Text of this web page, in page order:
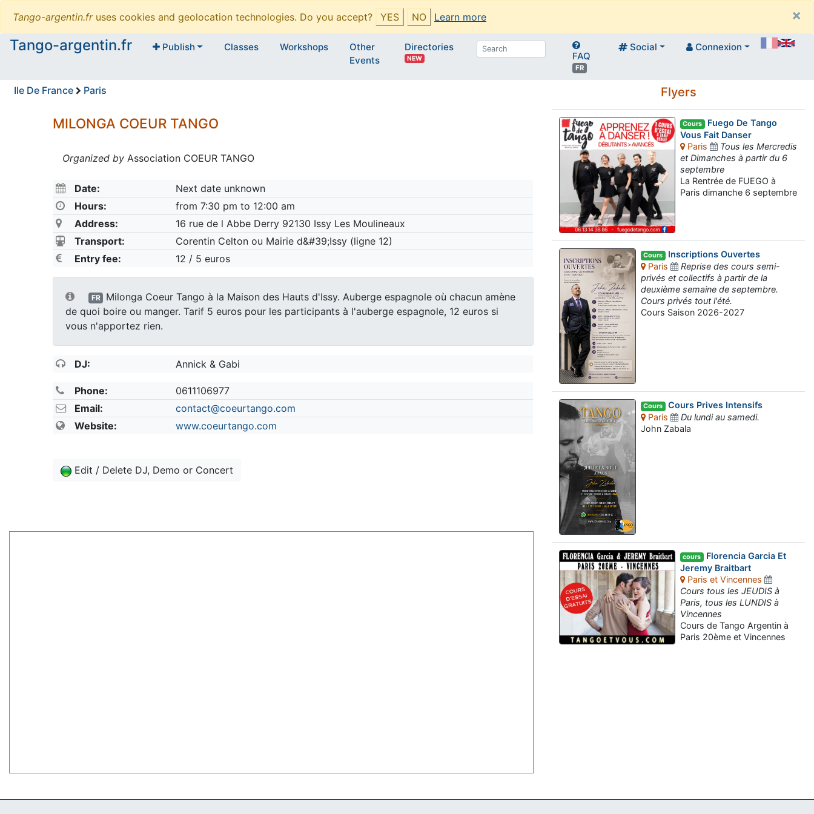
Tango-argentin.fruses cookies and geolocation technologies. Do you accept? YES NO Learn more
×
Tango-argentin.fr
Publish Classes Workshops
Other
Events
Directories
NEW FAQ
FR
Social Connexion
Ile De France Paris
MILONGA COEUR TANGO
Organized by Association COEUR TANGO
Date:
Next date unknown
Hours:
from 7:30 pm to 12:00 am
Address:
16 rue de l Abbe Derry 92130 Issy Les Moulineaux
Transport:
Corentin Celton ou Mairie d&#39;Issy (ligne 12)
Entry fee:
12 / 5 euros
FR
Milonga Coeur Tango à la Maison des Hauts d'Issy. Auberge espagnole où chacun amène
de quoi boire ou manger. Tarif 5 euros pour les participants à l'auberge espagnole, 12 euros si
vous n'apportez rien.
DJ: Annick & Gabi
Phone:
0611106977
Email:
contact@coeurtango.com
Website:
www.coeurtango.com
Edit / Delete DJ, Demo or Concert
Flyers
Cours Fuego De Tango
Vous Fait Danser
Paris
Tous les Mercredis
et Dimanches à partir du 6
septembre
La Rentrée de FUEGO à
Paris dimanche 6 septembre
Cours Inscriptions Ouvertes
Paris
Reprise des cours semi-
privés et collectifs à partir de la
deuxième semaine de septembre.
Cours privés tout l'été.
Cours Saison 2026-2027
Cours Cours Prives Intensifs
Paris
Du lundi au samedi.
John Zabala
cours Florencia Garcia Et
Jeremy Braitbart
Paris et Vincennes
Cours tous les JEUDIS à
Paris, tous les LUNDIS à
Vincennes
Cours de Tango Argentin à
Paris 20ème et Vincennes